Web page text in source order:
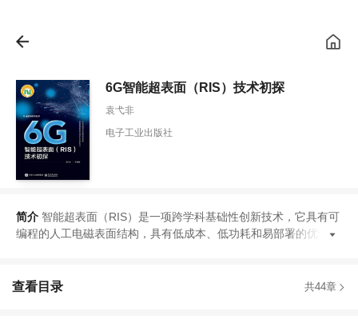
6G智能超表面（RIS）技术初探
袁弋非
电子工业出版社
智能超表面 （RIS） 是一项跨学科基础性创新技术 ， 它具有可
编程的人工电磁表面结构 ， 具有低成本 低功耗和易部署的优势 ，
简介
查看目录 共44章